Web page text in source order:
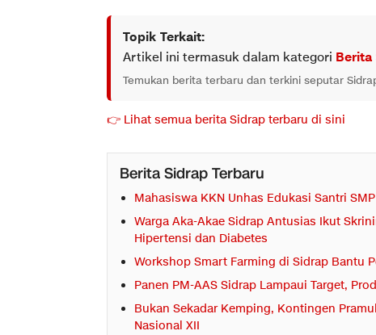
Topik Terkait:
Artikel ini termasuk dalam kategori Berita
Temukan berita terbaru dan terkini seputar
👉 Lihat semua berita Sidrap terbaru di sini
Berita Sidrap Terbaru
Mahasiswa KKN Unhas Edukasi Santri
Warga Aka-Akae Sidrap Antusias Ikut
Hipertensi dan Diabetes
Workshop Smart Farming di Sidrap Bantu
Panen PM-AAS Sidrap Lampaui Target,
Bukan Sekadar Kemping, Kontingen
Nasional XII